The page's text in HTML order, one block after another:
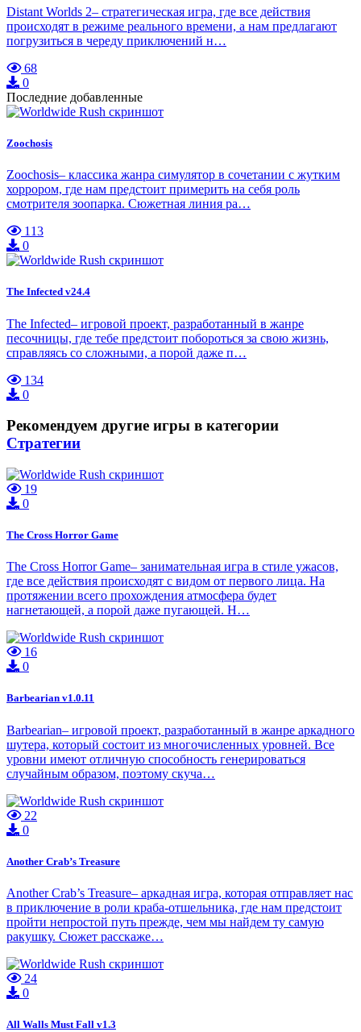
Distant Worlds 2– стратегическая игра, где все действия
происходят в режиме реального времени, а нам предлагают
погрузиться в череду приключений н…
68
0
Последние добавленные
Zoochosis
Zoochosis– классика жанра симулятор в сочетании с жутким
хоррором, где нам предстоит примерить на себя роль
смотрителя зоопарка. Сюжетная линия ра…
113
0
The Infected v24.4
The Infected– игровой проект, разработанный в жанре
песочницы, где тебе предстоит побороться за свою жизнь,
справляясь со сложными, а порой даже п…
134
0
Рекомендуем другие игры в категории
Стратегии
19
0
The Cross Horror Game
The Cross Horror Game– занимательная игра в стиле ужасов,
где все действия происходят с видом от первого лица. На
протяжении всего прохождения атмосфера будет
нагнетающей, а порой даже пугающей. Н…
16
0
Barbearian v1.0.11
Barbearian– игровой проект, разработанный в жанре аркадного
шутера, который состоит из многочисленных уровней. Все
уровни имеют отличную способность генерироваться
случайным образом, поэтому скуча…
22
0
Another Crab’s Treasure
Another Crab’s Treasure– аркадная игра, которая отправляет нас
в приключение в роли краба-отшельника, где нам предстоит
пройти непростой путь прежде, чем мы найдем ту самую
ракушку. Сюжет расскаже…
24
0
All Walls Must Fall v1.3